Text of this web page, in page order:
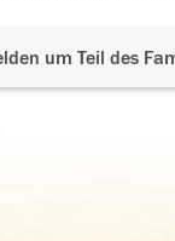
um Teil des